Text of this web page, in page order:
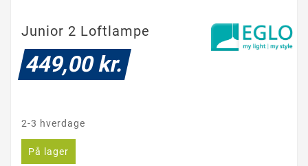
Junior 2 Loftlampe
449,00 kr.
2-3 hverdage
På lager